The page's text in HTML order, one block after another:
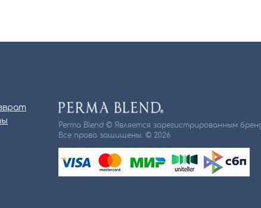
Perma Blend © Является зарегистрированным
Все права защищены. © 2026